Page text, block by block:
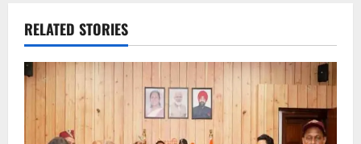
a
v
i
RELATED STORIES